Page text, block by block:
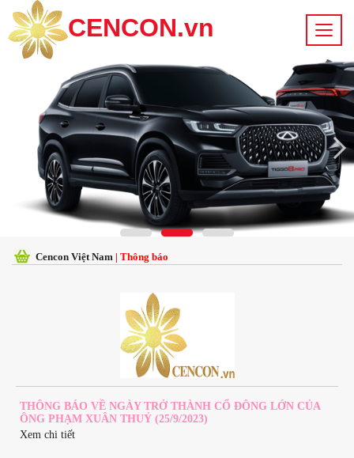
CENCON.vn
Cencon Việt Nam | Thông báo
THÔNG BÁO VỀ NGÀY TRỞ THÀNH CỔ ĐÔNG LỚN CỦA
ÔNG PHẠM XUÂN THUỶ (25/9/2023)
Xem chi tiết